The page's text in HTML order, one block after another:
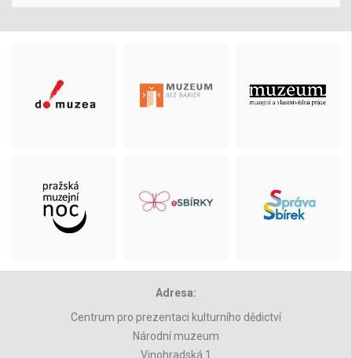
Adresa:
Centrum pro prezentaci kulturního dědictví
Národní muzeum
Vinohradská 1